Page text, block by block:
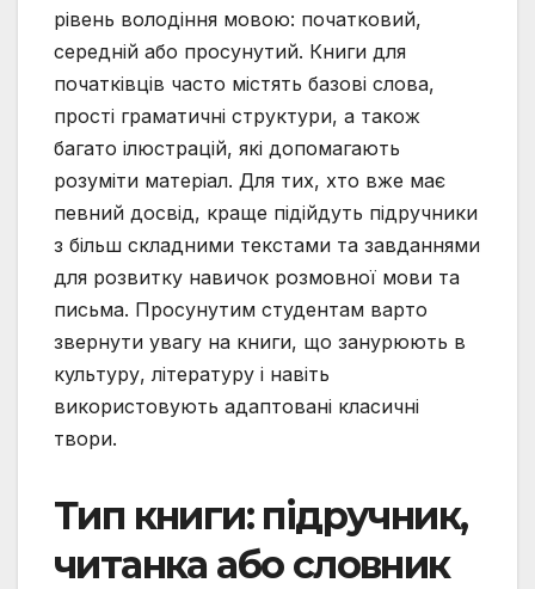
рівень володіння мовою: початковий,
середній або просунутий. Книги для
початківців часто містять базові слова,
прості граматичні структури, а також
багато ілюстрацій, які допомагають
розуміти матеріал. Для тих, хто вже має
певний досвід, краще підійдуть підручники
з більш складними текстами та завданнями
для розвитку навичок розмовної мови та
письма. Просунутим студентам варто
звернути увагу на книги, що занурюють в
культуру, літературу і навіть
використовують адаптовані класичні
твори.
Тип книги: підручник,
читанка або словник